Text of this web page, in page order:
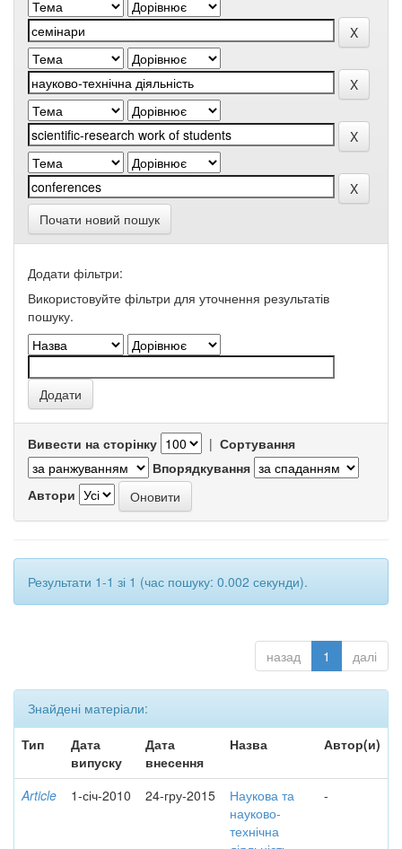
Почати новий пошук
Додати фільтри:
Використовуйте фільтри для уточнення результатів
пошуку.
Вивести на сторінку | Сортування
Впорядкування
Автори
Результати 1-1 зі 1 (час пошуку: 0.002 секунди).
назад 1 далі
Знайдені матеріали:
Тип
Дата
випуску
Дата
внесення
Назва Автор(и)
Article 1-січ-2010 24-гру-2015
Наукова та
науково-
технічна
-